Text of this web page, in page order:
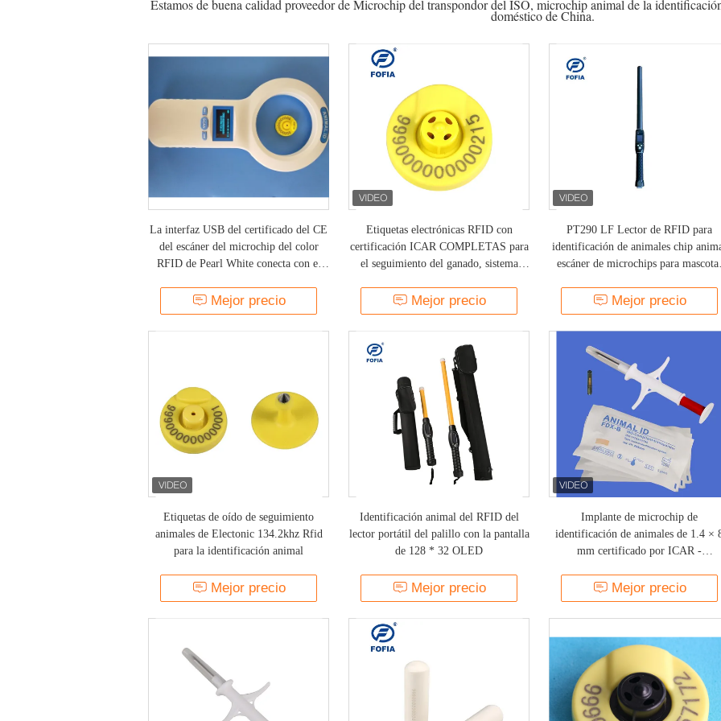
Estamos de buena calidad proveedor de Microchip del transpondor del ISO, microchip animal de la
doméstico de China.
La interfaz USB del certificado del CE
del escáner del microchip del color
RFID de Pearl White conecta con el
Mejor precio
Etiquetas electrónicas RFID con
certificación ICAR COMPLETAS para
el seguimiento del ganado, sistema
animal a prueba de manipulaciones
para vacas lecheras, ovejas, cabras,
Mejor precio
PT290 LF Lector de RFID para
identificación de animales chip
escáner de microchips para
Mejor precio
Etiquetas de oído de seguimiento
animales de Electonic 134.2khz Rfid
para la identificación animal
Mejor precio
Identificación animal del RFID del
lector portátil del palillo con la pantalla
de 128 * 32 OLED
Mejor precio
Implante de microchip de
identificación de animales de 1.4 ×
mm certificado por ICAR -
mascotas inyectable Biocompatible
Etiqueta RFID encapsulada en
para identificación de mascotas de
vida y uso veterinario
Mejor precio